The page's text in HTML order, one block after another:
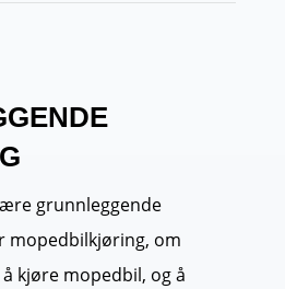
grunnleggende
mopedbilkjøring, om
kjøre mopedbil, og å